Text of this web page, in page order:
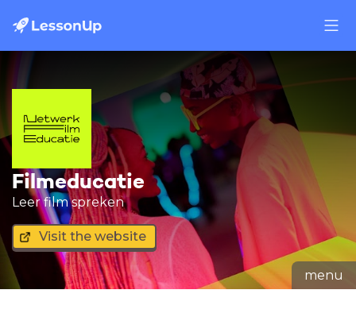
Filmeducatie
Leer film spreken
Visit the website
menu